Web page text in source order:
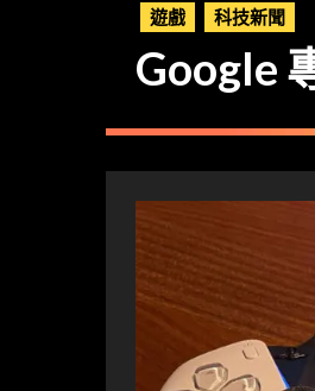
遊戲 科技新聞
Google